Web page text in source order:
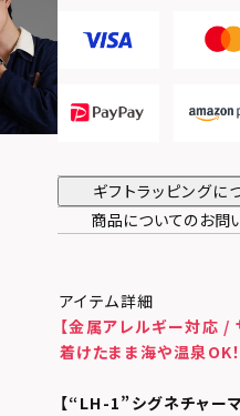
ギフトラッピングに
商品についてのお問
アイテム詳細
【金属アレルギー対応 /
着けたまま海や温泉OK
【“LH-1”シグネチャー